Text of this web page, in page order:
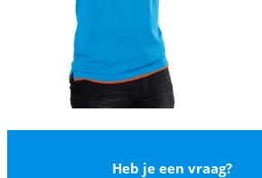
Heb je een vraag?